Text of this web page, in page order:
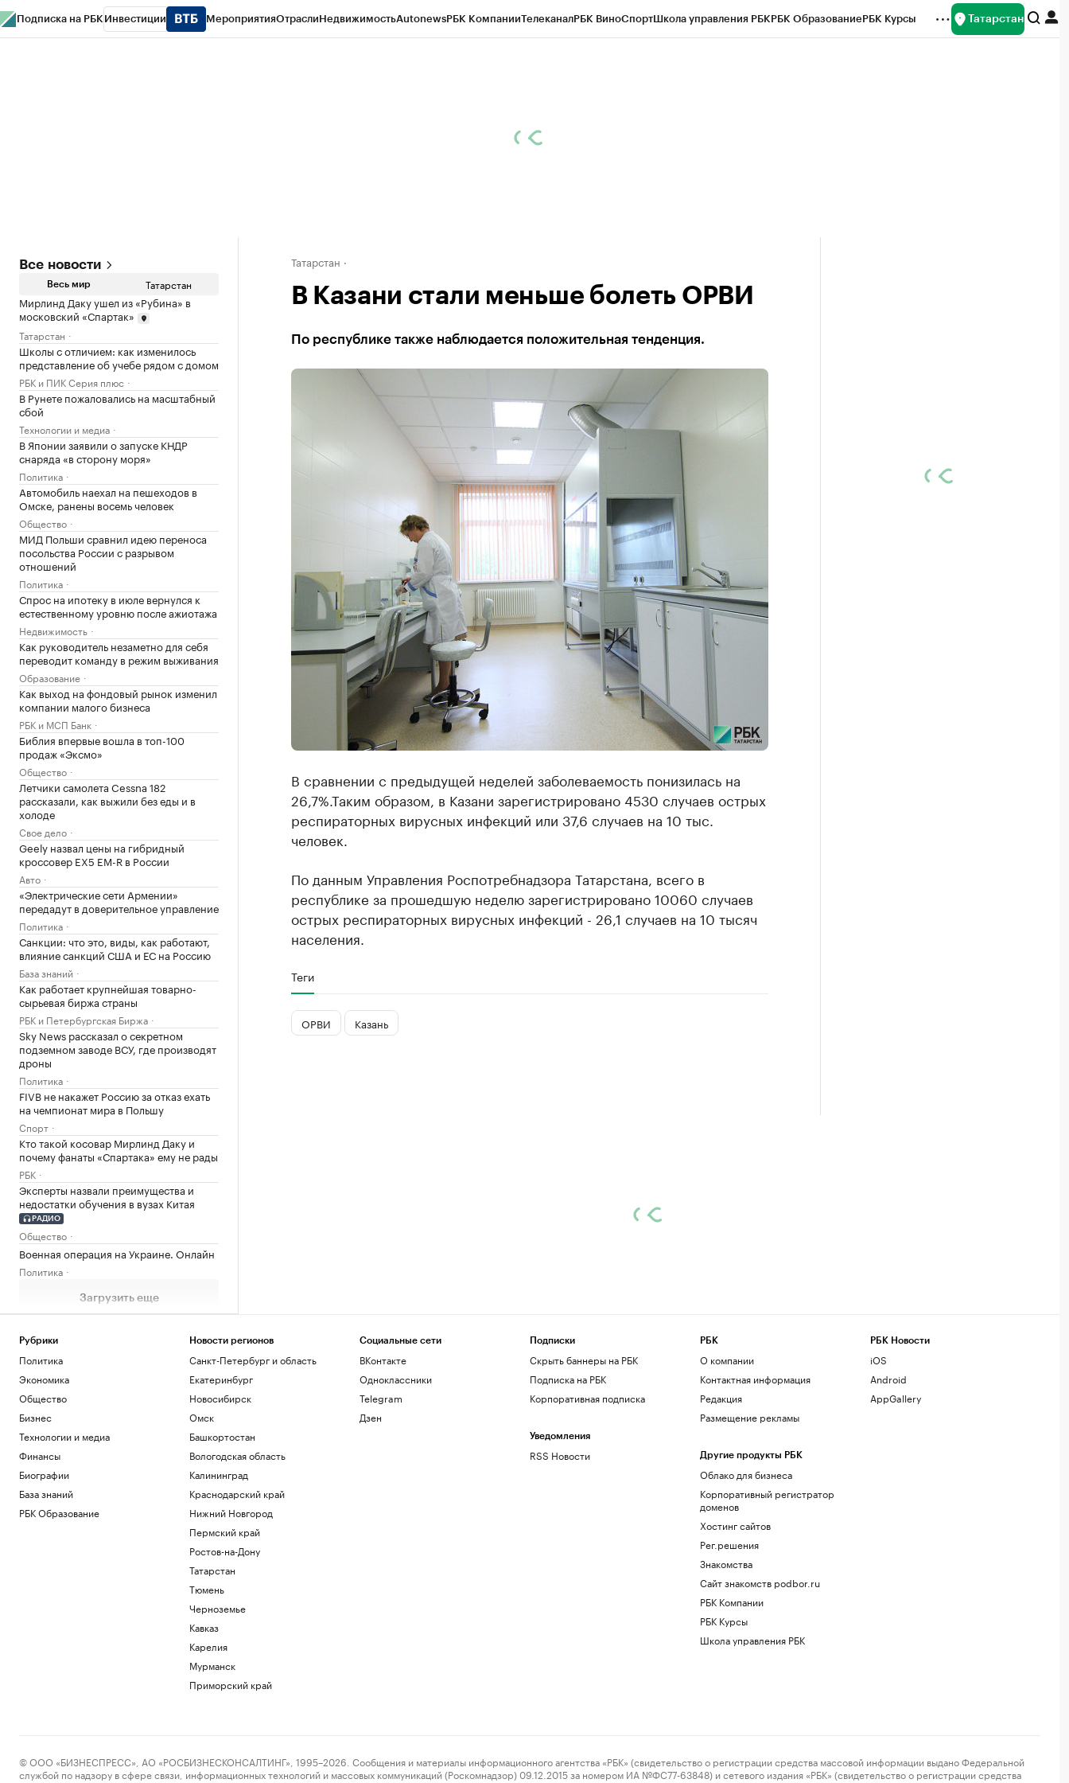
Подписка на РБК Инвестиции МероприятияОтраслиНедвижимостьAutonewsРБК КомпанииТелеканалРБК ВиноСпортШкола управления РБКРБК ОбразованиеРБК Курсы Татарстан
Все новости
Весь мир Татарстан
Мирлинд Даку ушел из «Рубина» в
московский «Спартак»
Татарстан
Школы с отличием: как изменилось
представление об учебе рядом с домом
РБК и ПИК Серия плюс
В Рунете пожаловались на масштабный
сбой
Технологии и медиа
В Японии заявили о запуске КНДР
снаряда «в сторону моря»
Политика
Автомобиль наехал на пешеходов в
Омске, ранены восемь человек
Общество
МИД Польши сравнил идею переноса
посольства России с разрывом
отношений
Политика
Спрос на ипотеку в июле вернулся к
естественному уровню после ажиотажа
Недвижимость
Как руководитель незаметно для себя
переводит команду в режим выживания
Образование
Как выход на фондовый рынок изменил
компании малого бизнеса
РБК и МСП Банк
Библия впервые вошла в топ-100
продаж «Эксмо»
Общество
Летчики самолета Cessna 182
рассказали, как выжили без еды и в
холоде
Свое дело
Geely назвал цены на гибридный
кроссовер EX5 EM-R в России
Авто
«Электрические сети Армении»
передадут в доверительное управление
Политика
Санкции: что это, виды, как работают,
влияние санкций США и ЕС на Россию
База знаний
Как работает крупнейшая товарно-
сырьевая биржа страны
РБК и Петербургская Биржа
Sky News рассказал о секретном
подземном заводе ВСУ, где производят
дроны
Политика
FIVB не накажет Россию за отказ ехать
на чемпионат мира в Польшу
Спорт
Кто такой косовар Мирлинд Даку и
почему фанаты «Спартака» ему не рады
РБК
Эксперты назвали преимущества и
недостатки обучения в вузах Китая
РАДИО
Общество
Военная операция на Украине. Онлайн
Политика
Загрузить еще
Татарстан
В Казани стали меньше болеть ОРВИ
По республике также наблюдается положительная тенденция.
В сравнении с предыдущей неделей заболеваемость понизилась на
26,7%.Таким образом, в Казани зарегистрировано 4530 случаев острых
респираторных вирусных инфекций или 37,6 случаев на 10 тыс.
человек.
По данным Управления Роспотребнадзора Татарстана, всего в
республике за прошедшую неделю зарегистрировано 10060 случаев
острых респираторных вирусных инфекций - 26,1 случаев на 10 тысяч
населения.
Теги
ОРВИ Казань
Рубрики
Политика
Экономика
Общество
Бизнес
Технологии и медиа
Финансы
Биографии
База знаний
РБК Образование
Новости регионов
Санкт-Петербург и область
Екатеринбург
Новосибирск
Омск
Башкортостан
Вологодская область
Калининград
Краснодарский край
Нижний Новгород
Пермский край
Ростов-на-Дону
Татарстан
Тюмень
Черноземье
Кавказ
Карелия
Мурманск
Приморский край
Социальные сети
ВКонтакте
Одноклассники
Telegram
Дзен
Подписки
Скрыть баннеры на РБК
Подписка на РБК
Корпоративная подписка
Уведомления
RSS Новости
РБК
О компании
Контактная информация
Редакция
Размещение рекламы
Другие продукты РБК
Облако для бизнеса
Корпоративный регистратор
доменов
Хостинг сайтов
Рег.решения
Знакомства
Сайт знакомств podbor.ru
РБК Компании
РБК Курсы
Школа управления РБК
РБК Новости
iOS
Android
AppGallery
© ООО «БИЗНЕСПРЕСС», АО «РОСБИЗНЕСКОНСАЛТИНГ», 1995–2026. Сообщения и материалы информационного агентства «РБК» (свидетельство о регистрации средства массовой информации выдано Федеральной
службой по надзору в сфере связи, информационных технологий и массовых коммуникаций (Роскомнадзор) 09.12.2015 за номером ИА №ФС77-63848) и сетевого издания «РБК» (свидетельство о регистрации средства